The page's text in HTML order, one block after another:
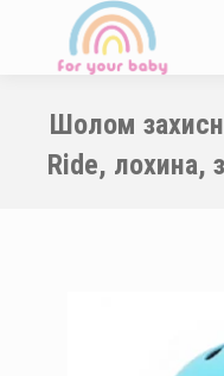
Шолом
Ride, лохина,